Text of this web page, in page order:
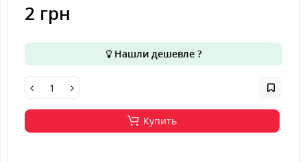
2 грн
Нашли дешевле ?
Купить